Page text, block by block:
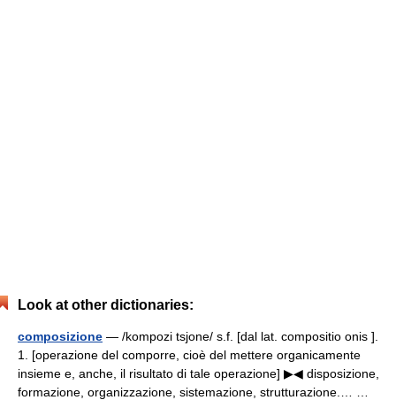
Look at other dictionaries:
composizione — /kompozi tsjone/ s.f. [dal lat. compositio onis ].
1. [operazione del comporre, cioè del mettere organicamente
insieme e, anche, il risultato di tale operazione] ▶◀ disposizione,
formazione, organizzazione, sistemazione, strutturazione.… …